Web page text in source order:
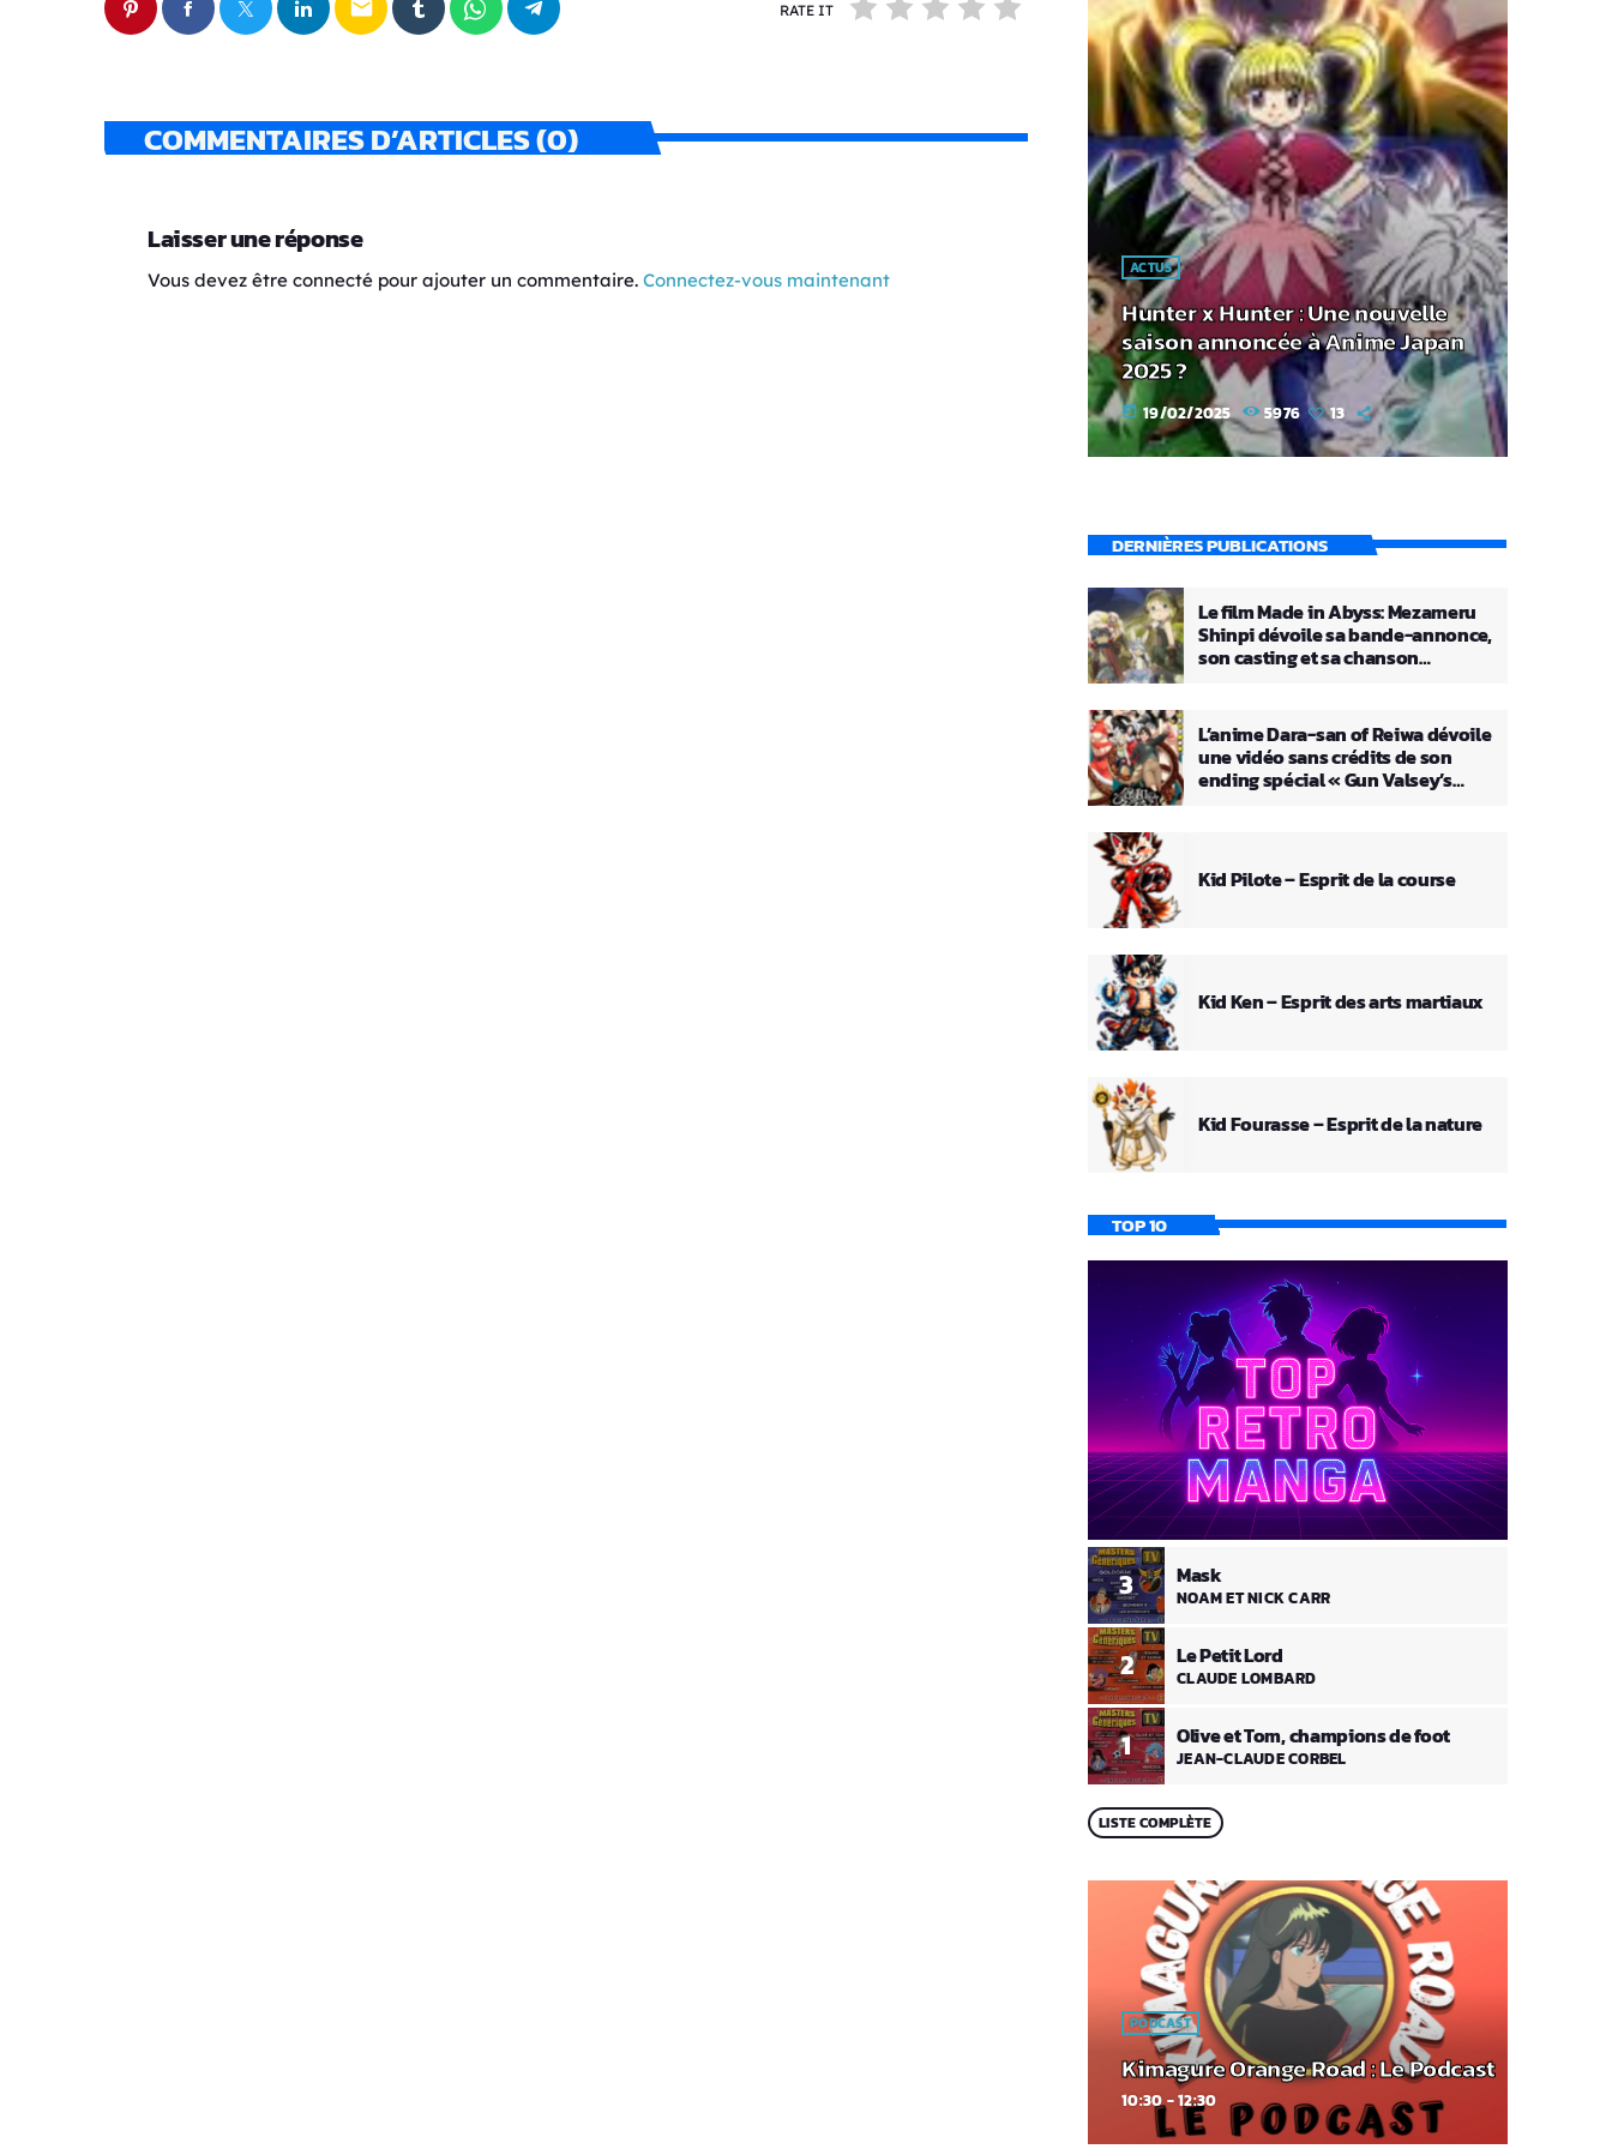
email RATE IT
COMMENTAIRES D’ARTICLES (0)
Laisser une réponse
Vous devez être connecté pour ajouter un commentaire. Connectez-vous maintenant
ACTUS
Hunter x Hunter : Une nouvelle
saison annoncée à Anime Japan
2025 ?
today 19/02/2025 5976 13
DERNIÈRES PUBLICATIONS
Le film Made in Abyss: Mezameru
Shinpi dévoile sa bande-annonce,
son casting et sa chanson
L’anime Dara-san of Reiwa dévoile
une vidéo sans crédits de son
ending spécial « Gun Valsey’s
Kid Pilote – Esprit de la course
Kid Ken – Esprit des arts martiaux
Kid Fourasse – Esprit de la nature
TOP 10
1 Olive et Tom, champions de foot
JEAN-CLAUDE CORBEL
2 Le Petit Lord
CLAUDE LOMBARD
3 Mask
NOAM ET NICK CARR
LISTE COMPLÈTE
PODCAST
Kimagure Orange Road : Le Podcast
10:30 - 12:30